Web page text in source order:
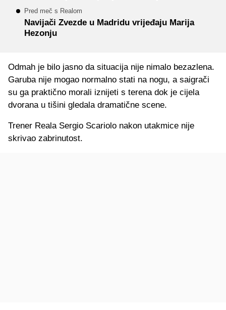
Pred meč s Realom
Navijači Zvezde u Madridu vrijeđaju Marija
Hezonju
Odmah je bilo jasno da situacija nije nimalo bezazlena.
Garuba nije mogao normalno stati na nogu, a saigrači
su ga praktično morali iznijeti s terena dok je cijela
dvorana u tišini gledala dramatične scene.
Trener Reala Sergio Scariolo nakon utakmice nije
skrivao zabrinutost.